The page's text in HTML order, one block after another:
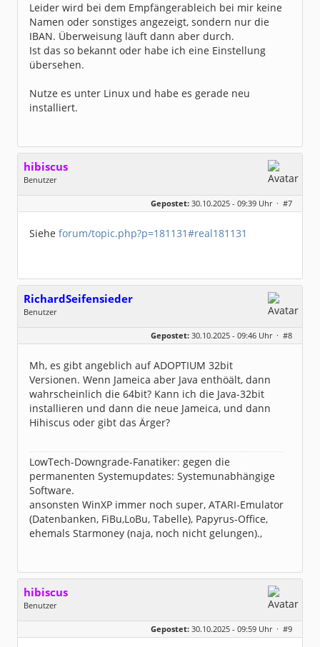
Leider wird bei dem Empfängerableich bei mir keine
Namen oder sonstiges angezeigt, sondern nur die
IBAN. Überweisung läuft dann aber durch.
Ist das so bekannt oder habe ich eine Einstellung
übersehen.
Nutze es unter Linux und habe es gerade neu
installiert.
hibiscus
Benutzer
Geschlecht:
keine Angabe
Homepage:
willuhn.de/
Dabei seit:
03 / 2005
Gepostet: 30.10.2025 - 09:39 Uhr · #7
Siehe forum/topic.php?p=181131#real181131
RichardSeifensieder
Benutzer
Dabei seit:
08 / 2017
Gepostet: 30.10.2025 - 09:46 Uhr · #8
Mh, es gibt angeblich auf ADOPTIUM 32bit
Versionen. Wenn Jameica aber Java enthöält, dann
wahrscheinlich die 64bit? Kann ich die Java-32bit
installieren und dann die neue Jameica, und dann
Hihiscus oder gibt das Ärger?
LowTech-Downgrade-Fanatiker: gegen die
permanenten Systemupdates: Systemunabhängige
Software.
ansonsten WinXP immer noch super, ATARI-Emulator
(Datenbanken, FiBu,LoBu, Tabelle), Papyrus-Office,
ehemals Starmoney (naja, noch nicht gelungen).,
hibiscus
Benutzer
Geschlecht:
keine Angabe
Homepage:
willuhn.de/
Gepostet: 30.10.2025 - 09:59 Uhr · #9